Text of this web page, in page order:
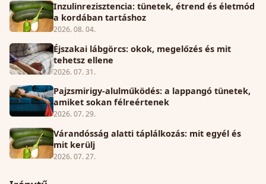
Inzulinrezisztencia: tünetek, étrend és életmód
a kordában tartáshoz
2026. 08. 04.
Éjszakai lábgörcs: okok, megelőzés és mit
tehetsz ellene
2026. 07. 31.
Pajzsmirigy-alulműködés: a lappangó tünetek,
amiket sokan félreértenek
2026. 07. 29.
Várandósság alatti táplálkozás: mit egyél és
mit kerülj
2026. 07. 27.